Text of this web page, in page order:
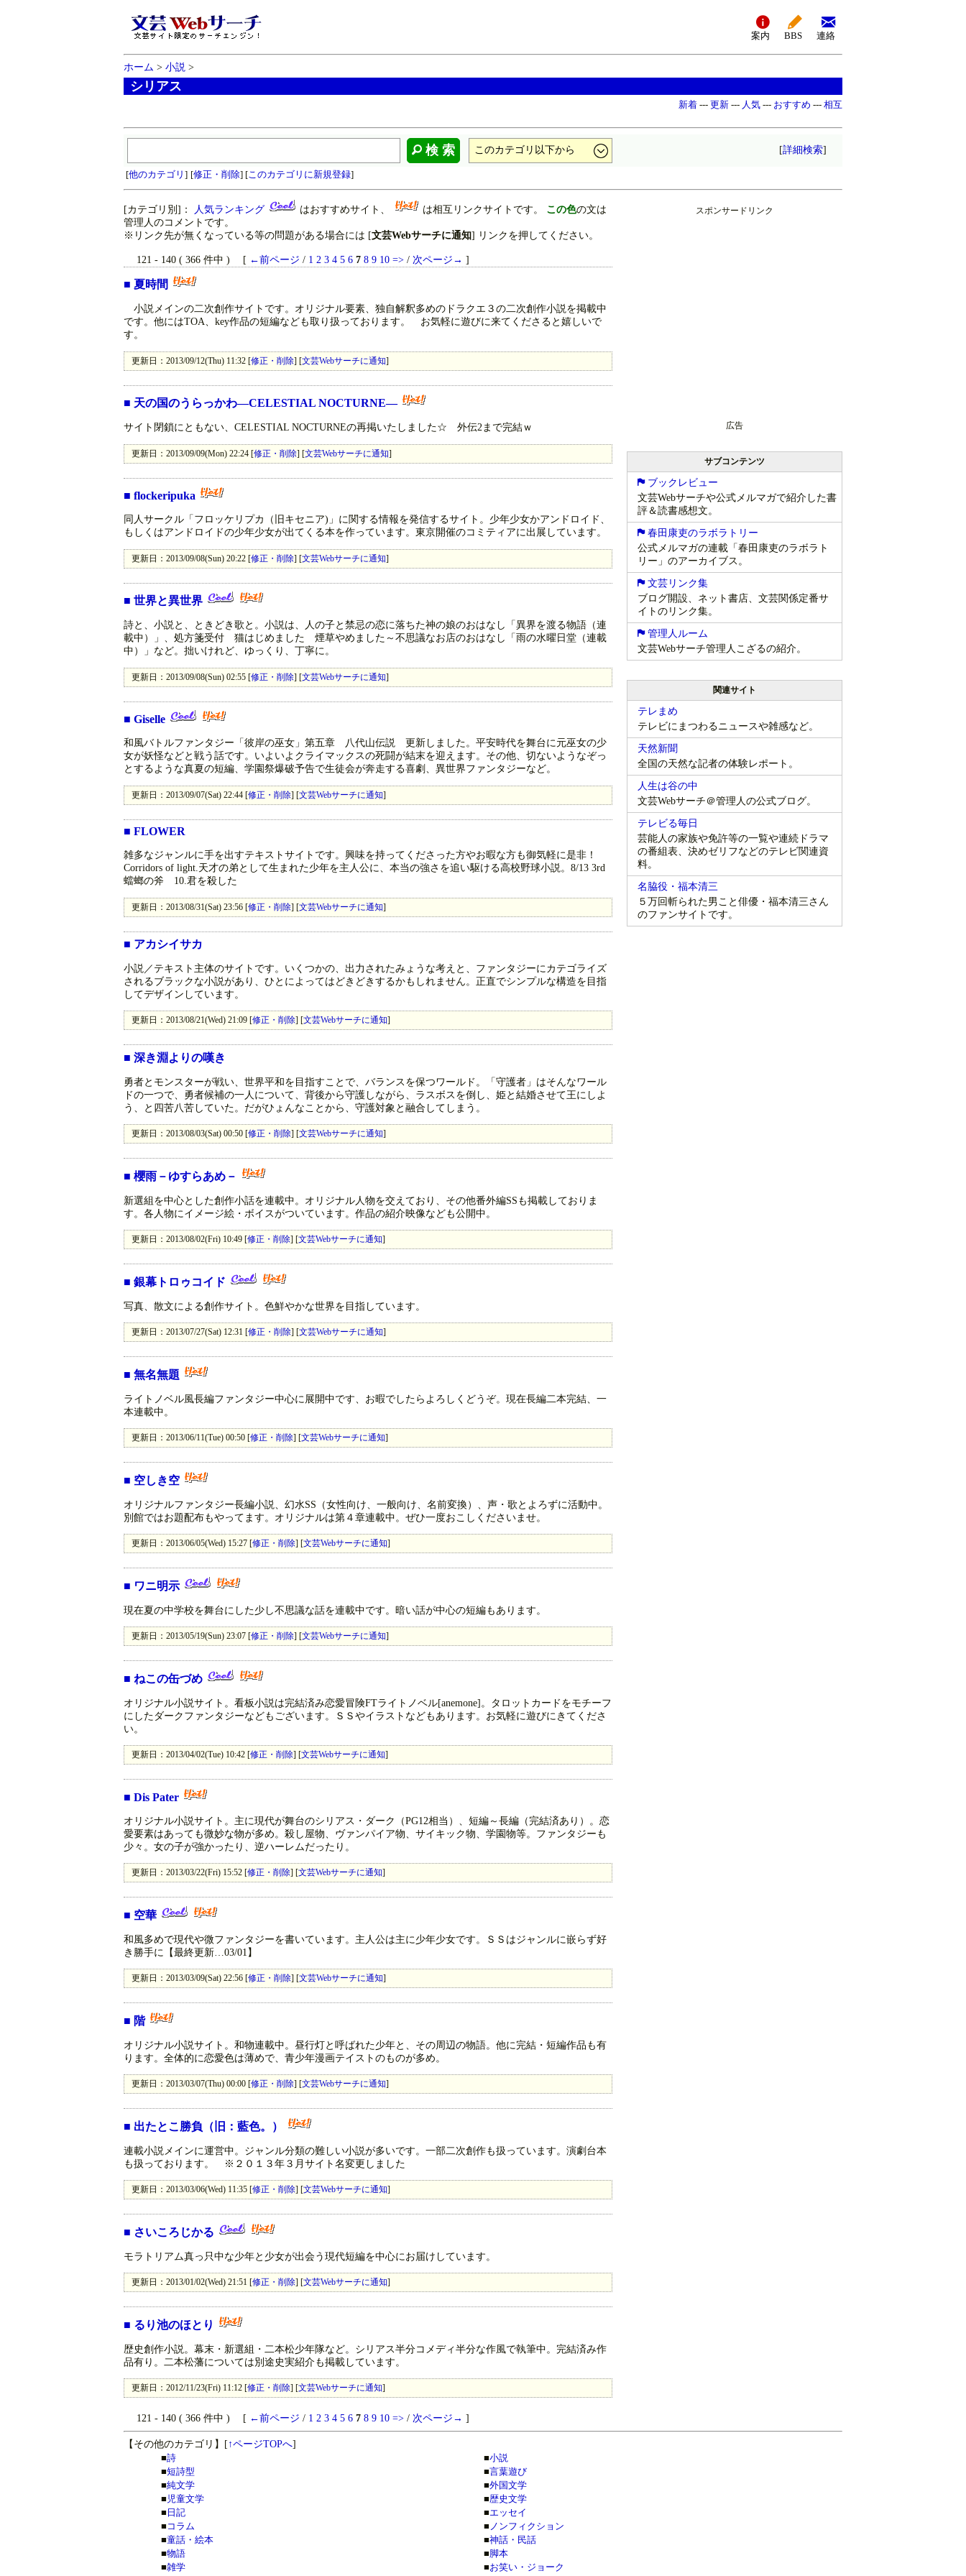
案内 BBS 連絡
ホーム > 小説 >
シリアス
新着 --- 更新 --- 人気 --- おすすめ --- 相互
検 索 [詳細検索]
[他のカテゴリ ] [修正・削除] [ このカテゴリに新規登録]
[カテゴリ別]： 人気ランキング はおすすめサイト、 は相互リンクサイトです。 この色の文は
管理人のコメントです。
※リンク先が無くなっている等の問題がある場合には [文芸Webサーチに通知] リンクを押してください。
121 - 140 ( 366 件中 ) [ ←前ページ / 1 2 3 4 5 6 7 8 9 10 => / 次ページ→ ]
■ 夏時間
小説メインの二次創作サイトです。オリジナル要素、独自解釈多めのドラクエ３の二次創作小説を掲載中
です。他にはTOA、key作品の短編なども取り扱っております。 お気軽に遊びに来てくださると嬉しいで
す。
更新日：2013/09/12(Thu) 11:32 [修正・削除] [文芸Webサーチに通知]
■ 天の国のうらっかわ―CELESTIAL NOCTURNE―
サイト閉鎖にともない、CELESTIAL NOCTURNEの再掲いたしました☆ 外伝2まで完結ｗ
更新日：2013/09/09(Mon) 22:24 [修正・削除] [文芸Webサーチに通知]
■ flockeripuka
同人サークル「フロッケリプカ（旧キセニア)」に関する情報を発信するサイト。少年少女かアンドロイド、
もしくはアンドロイドの少年少女が出てくる本を作っています。東京開催のコミティアに出展しています。
更新日：2013/09/08(Sun) 20:22 [修正・削除] [文芸Webサーチに通知]
■ 世界と異世界
詩と、小説と、ときどき歌と。小説は、人の子と禁忌の恋に落ちた神の娘のおはなし「異界を渡る物語（連
載中）」、処方箋受付 猫はじめました 煙草やめました～不思議なお店のおはなし「雨の水曜日堂（連載
中）」など。拙いけれど、ゆっくり、丁寧に。
更新日：2013/09/08(Sun) 02:55 [修正・削除] [文芸Webサーチに通知]
■ Giselle
和風バトルファンタジー「彼岸の巫女」第五章 八代山伝説 更新しました。平安時代を舞台に元巫女の少
女が妖怪などと戦う話です。いよいよクライマックスの死闘が結末を迎えます。その他、切ないようなぞっ
とするような真夏の短編、学園祭爆破予告で生徒会が奔走する喜劇、異世界ファンタジーなど。
更新日：2013/09/07(Sat) 22:44 [修正・削除] [文芸Webサーチに通知]
■ FLOWER
雑多なジャンルに手を出すテキストサイトです。興味を持ってくださった方やお暇な方も御気軽に是非！
Corridors of light.天才の弟として生まれた少年を主人公に、本当の強さを追い駆ける高校野球小説。8/13 3rd
蟷螂の斧 10.君を殺した
更新日：2013/08/31(Sat) 23:56 [修正・削除] [文芸Webサーチに通知]
■ アカシイサカ
小説／テキスト主体のサイトです。いくつかの、出力されたみょうな考えと、ファンタジーにカテゴライズ
されるブラックな小説があり、ひとによってはどきどきするかもしれません。正直でシンプルな構造を目指
してデザインしています。
更新日：2013/08/21(Wed) 21:09 [ 修正・削除 文芸Webサーチに通知
■ 深き淵よりの嘆き
勇者とモンスターが戦い、世界平和を目指すことで、バランスを保つワールド。「守護者」はそんなワール
ドの一つで、勇者候補の一人について、背後から守護しながら、ラスボスを倒し、姫と結婚させて王にしよ
う、と四苦八苦していた。だがひょんなことから、守護対象と融合してしまう。
更新日：2013/08/03(Sat) 00:50 [ 修正・削除 文芸Webサーチに通知
■ 櫻雨－ゆすらあめ－
新選組を中心とした創作小話を連載中。オリジナル人物を交えており、その他番外編SSも掲載しておりま
す。各人物にイメージ絵・ボイスがついています。作品の紹介映像なども公開中。
更新日：2013/08/02(Fri) 10:49 [ 修正・削除 文芸Webサーチに通知
■ 銀幕トロゥコイド
写真、散文による創作サイト。色鮮やかな世界を目指しています。
更新日：2013/07/27(Sat) 12:31 [ 修正・削除 文芸Webサーチに通知
■ 無名無題
ライトノベル風長編ファンタジー中心に展開中です、お暇でしたらよろしくどうぞ。現在長編二本完結、一
本連載中。
更新日：2013/06/11(Tue) 00:50 [ 修正・削除 文芸Webサーチに通知
■ 空しき空
オリジナルファンタジー長編小説、幻水SS（女性向け、一般向け、名前変換）、声・歌とよろずに活動中。
別館ではお題配布もやってます。オリジナルは第４章連載中。ぜひ一度おこしくださいませ。
更新日：2013/06/05(Wed) 15:27 [ 修正・削除 文芸Webサーチに通知
■ ワニ明示
現在夏の中学校を舞台にした少し不思議な話を連載中です。暗い話が中心の短編もあります。
更新日：2013/05/19(Sun) 23:07 [ 修正・削除 文芸Webサーチに通知
■ ねこの缶づめ
オリジナル小説サイト。看板小説は完結済み恋愛冒険FTライトノベル[anemone]。タロットカードをモチーフ
にしたダークファンタジーなどもございます。ＳＳやイラストなどもあります。お気軽に遊びにきてくださ
い。
更新日：2013/04/02(Tue) 10:42 [ 修正・削除 文芸Webサーチに通知
■ Dis Pater
オリジナル小説サイト。主に現代が舞台のシリアス・ダーク（PG12相当）、短編～長編（完結済あり）。恋
愛要素はあっても微妙な物が多め。殺し屋物、ヴァンパイア物、サイキック物、学園物等。ファンタジーも
少々。女の子が強かったり、逆ハーレムだったり。
更新日：2013/03/22(Fri) 15:52 [ 修正・削除 文芸Webサーチに通知
■ 空華
和風多めで現代や微ファンタジーを書いています。主人公は主に少年少女です。ＳＳはジャンルに嵌らず好
き勝手に【最終更新…03/01】
更新日：2013/03/09(Sat) 22:56 [ 修正・削除 文芸Webサーチに通知
■ 階
オリジナル小説サイト。和物連載中。昼行灯と呼ばれた少年と、その周辺の物語。他に完結・短編作品も有
ります。全体的に恋愛色は薄めで、青少年漫画テイストのものが多め。
更新日：2013/03/07(Thu) 00:00 [ 修正・削除 文芸Webサーチに通知
■ 出たとこ勝負（旧：藍色。）
連載小説メインに運営中。ジャンル分類の難しい小説が多いです。一部二次創作も扱っています。演劇台本
も扱っております。 ※２０１３年３月サイト名変更しました
更新日：2013/03/06(Wed) 11:35 [ 修正・削除 文芸Webサーチに通知
■ さいころじかる
モラトリアム真っ只中な少年と少女が出会う現代短編を中心にお届けしています。
更新日：2013/01/02(Wed) 21:51 [ 修正・削除 文芸Webサーチに通知
■ るり池のほとり
歴史創作小説。幕末・新選組・二本松少年隊など。シリアス半分コメディ半分な作風で執筆中。完結済み作
品有り。二本松藩については別途史実紹介も掲載しています。
更新日：2012/11/23(Fri) 11:12 [ 修正・削除 文芸Webサーチに通知
スポンサードリンク
広告
サブコンテンツ
ブックレビュー
文芸Webサーチや公式メルマガで紹介した書
評＆読書感想文。
春田康吏のラボラトリー
公式メルマガの連載「春田康吏のラボラト
リー」のアーカイブス。
文芸リンク集
ブログ開設、ネット書店、文芸関係定番サ
イトのリンク集。
管理人ルーム
文芸Webサーチ管理人こざるの紹介。
関連サイト
テレまめ
テレビにまつわるニュースや雑感など。
天然新聞
全国の天然な記者の体験レポート。
人生は谷の中
文芸Webサーチ＠管理人の公式ブログ。
テレビる毎日
芸能人の家族や免許等の一覧や連続ドラマ
の番組表、決めゼリフなどのテレビ関連資
料。
名脇役・福本清三
５万回斬られた男こと俳優・福本清三さん
のファンサイトです。
121 - 140 ( 366 件中 ) [ ←前ページ / 1 2 3 4 5 6 7 8 9 10 => / 次ページ→ ]
【その他のカテゴリ】 [ ↑ページTOPへ]
■詩 ■小説
■短詩型 ■言葉遊び
■純文学 ■外国文学
■ 児童文学 ■歴史文学
■ 日記 ■エッセイ
■ コラム ■ ノンフィクション
■童話・絵本 ■神話・民話
■物語 ■脚本
■雑学 ■お笑い・ジョーク